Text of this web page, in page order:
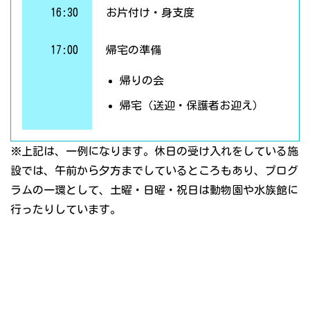
16:30 お片付け・身支度
17:00 帰宅の準備
帰りの会
帰宅（送迎・保護者お迎え）
※上記は、一例になります。休日の受け入れをしている施
設では、午前から夕方までしているところもあり、プログ
ラムの一環として、土曜・日曜・祝日は動物園や水族館に
行ったりしています。